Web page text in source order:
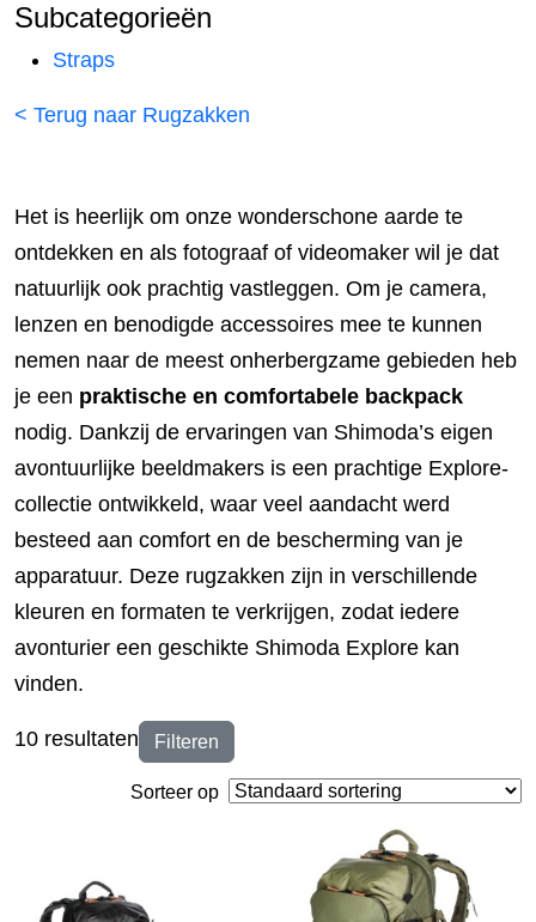
Subcategorieën
Straps
< Terug naar Rugzakken
Het is heerlijk om onze wonderschone aarde te
ontdekken en als fotograaf of videomaker wil je dat
natuurlijk ook prachtig vastleggen. Om je camera,
lenzen en benodigde accessoires mee te kunnen
nemen naar de meest onherbergzame gebieden heb
je een praktische en comfortabele backpack
nodig. Dankzij de ervaringen van Shimoda’s eigen
avontuurlijke beeldmakers is een prachtige Explore-
collectie ontwikkeld, waar veel aandacht werd
besteed aan comfort en de bescherming van je
apparatuur. Deze rugzakken zijn in verschillende
kleuren en formaten te verkrijgen, zodat iedere
avonturier een geschikte Shimoda Explore kan
vinden.
Filteren
10 resultaten
Sorteer op